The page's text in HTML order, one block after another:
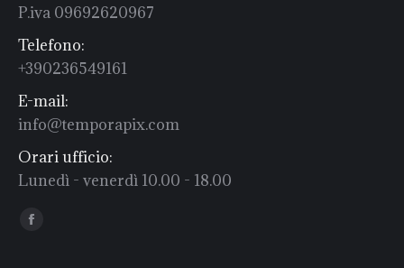
P.iva 09692620967
Telefono:
+390236549161
E-mail:
info@temporapix.com
Orari ufficio:
Lunedì - venerdì 10.00 - 18.00
Find us on:
Facebook